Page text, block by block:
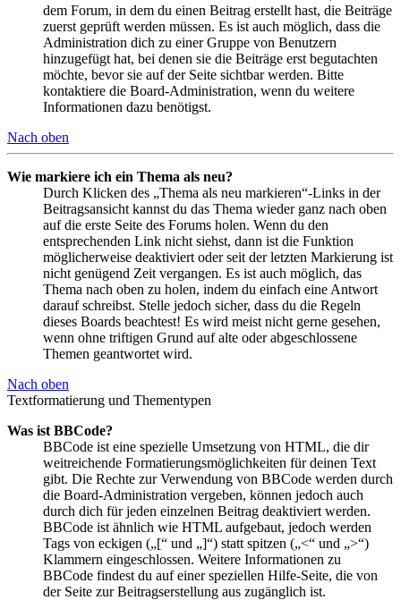
dem Forum, in dem du einen Beitrag erstellt hast, die Beiträge
zuerst geprüft werden müssen. Es ist auch möglich, dass die
Administration dich zu einer Gruppe von Benutzern
hinzugefügt hat, bei denen sie die Beiträge erst begutachten
möchte, bevor sie auf der Seite sichtbar werden. Bitte
kontaktiere die Board-Administration, wenn du weitere
Informationen dazu benötigst.
Nach oben
Wie markiere ich ein Thema als neu?
Durch Klicken des „Thema als neu markieren“-Links in der
Beitragsansicht kannst du das Thema wieder ganz nach oben
auf die erste Seite des Forums holen. Wenn du den
entsprechenden Link nicht siehst, dann ist die Funktion
möglicherweise deaktiviert oder seit der letzten Markierung ist
nicht genügend Zeit vergangen. Es ist auch möglich, das
Thema nach oben zu holen, indem du einfach eine Antwort
darauf schreibst. Stelle jedoch sicher, dass du die Regeln
dieses Boards beachtest! Es wird meist nicht gerne gesehen,
wenn ohne triftigen Grund auf alte oder abgeschlossene
Themen geantwortet wird.
Nach oben
Textformatierung und Thementypen
Was ist BBCode?
BBCode ist eine spezielle Umsetzung von HTML, die dir
weitreichende Formatierungsmöglichkeiten für deinen Text
gibt. Die Rechte zur Verwendung von BBCode werden durch
die Board-Administration vergeben, können jedoch auch
durch dich für jeden einzelnen Beitrag deaktiviert werden.
BBCode ist ähnlich wie HTML aufgebaut, jedoch werden
Tags von eckigen („[“ und „]“) statt spitzen („<“ und „>“)
Klammern eingeschlossen. Weitere Informationen zu
BBCode findest du auf einer speziellen Hilfe-Seite, die von
der Seite zur Beitragserstellung aus zugänglich ist.